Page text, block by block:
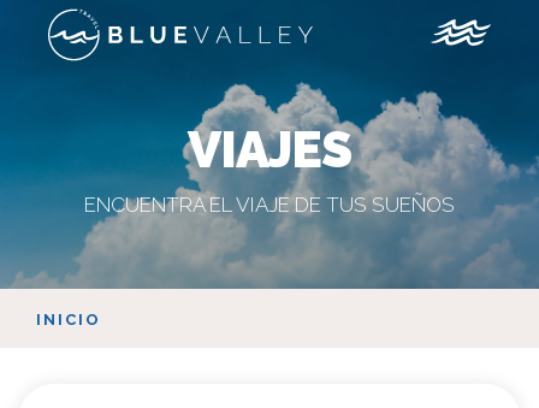
VIAJES
ENCUENTRA EL VIAJE DE TUS SUEÑOS
INICIO